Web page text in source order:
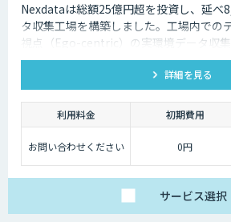
Nexdataは総額25億円超を投資し、延べ
タ収集工場を構築しました。工場内での
視点（Ego-centric）の実環境データ収
ら、環境認識・意思決定・動作制御に対
トまで、フィジカルAI開発を加速させる
ーションを提供いたします。
詳細を見る
利用料金 初期費用
お問い合わせください 0円
サービス選択